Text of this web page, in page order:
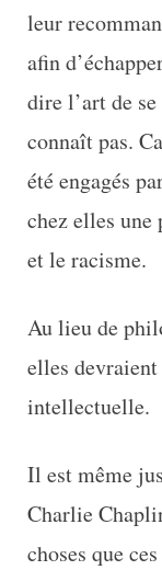
leur
afin
dire l’art de
connaît pas.
été engagés
chez elles
et le racisme.
Au lieu de
elles
intellectuelle.
Il est même
Charlie
choses que